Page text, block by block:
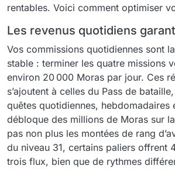
rentables. Voici comment optimiser
Les revenus quotidiens
Vos commissions quotidiennes sont
stable : terminer les quatre missions
environ 20 000 Moras par jour. Ces
s’ajoutent à celles du Pass de
quêtes quotidiennes, hebdomadaires
débloque des millions de Moras sur
pas non plus les montées de rang
du niveau 31, certains paliers offrent
trois flux, bien que de rythmes